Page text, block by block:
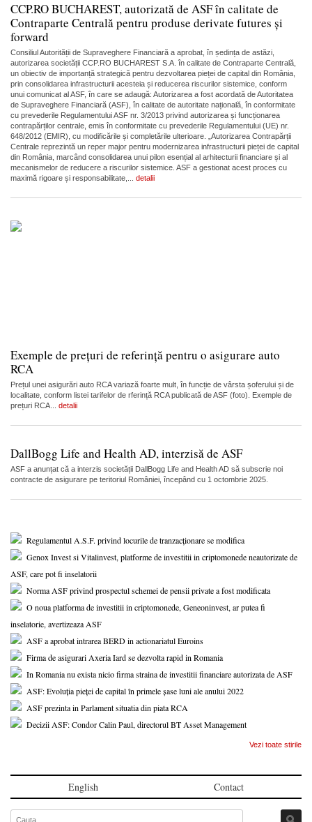
CCP.RO BUCHAREST, autorizată de ASF în calitate de
Contraparte Centrală pentru produse derivate futures și
forward
Consiliul Autorității de Supraveghere Financiară a aprobat, în ședința de astăzi,
autorizarea societății CCP.RO BUCHAREST S.A. în calitate de Contraparte Centrală,
un obiectiv de importanță strategică pentru dezvoltarea pieței de capital din România,
prin consolidarea infrastructurii acesteia și reducerea riscurilor sistemice, conform
unui comunicat al ASF, în care se adaugă: Autorizarea a fost acordată de Autoritatea
de Supraveghere Financiară (ASF), în calitate de autoritate națională, în conformitate
cu prevederile Regulamentului ASF nr. 3/2013 privind autorizarea și funcționarea
contrapărților centrale, emis în conformitate cu prevederile Regulamentului (UE) nr.
648/2012 (EMIR), cu modificările și completările ulterioare. „Autorizarea Contrapărții
Centrale reprezintă un reper major pentru modernizarea infrastructurii pieței de capital
din România, marcând consolidarea unui pilon esențial al arhitecturii financiare și al
mecanismelor de reducere a riscurilor sistemice. ASF a gestionat acest proces cu
maximă rigoare și responsabilitate,... detalii
Exemple de prețuri de referință pentru o asigurare auto
RCA
Prețul unei asigurări auto RCA variază foarte mult, în funcție de vârsta șoferului și de
localitate, conform listei tarifelor de rferință RCA publicată de ASF (foto). Exemple de
prețuri RCA... detalii
DallBogg Life and Health AD, interzisă de ASF
ASF a anunțat că a interzis societății DallBogg Life and Health AD să subscrie noi
contracte de asigurare pe teritoriul României, începând cu 1 octombrie 2025.
Regulamentul A.S.F. privind locurile de tranzacționare se modifica
Genox Invest si Vitalinvest, platforme de investitii in criptomonede neautorizate de
ASF, care pot fi inselatorii
Norma ASF privind prospectul schemei de pensii private a fost modificata
O noua platforma de investitii in criptomonede, Geneoninvest, ar putea fi
inselatorie, avertizeaza ASF
ASF a aprobat intrarea BERD in actionariatul Euroins
Firma de asigurari Axeria Iard se dezvolta rapid in Romania
In Romania nu exista nicio firma straina de investitii financiare autorizata de ASF
ASF: Evoluția pieței de capital în primele șase luni ale anului 2022
ASF prezinta in Parlament situatia din piata RCA
Decizii ASF: Condor Calin Paul, directorul BT Asset Management
Vezi toate stirile
English Contact